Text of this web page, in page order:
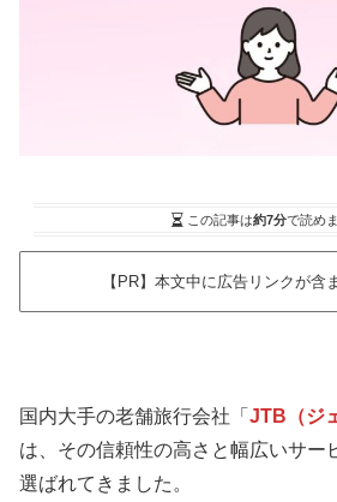
この記事は約7分で読めま
【PR】本文中に広告リンクが含
国内大手の老舗旅行会社「 JTB（ジ
は、その信頼性の高さと幅広いサー
選ばれてきました。